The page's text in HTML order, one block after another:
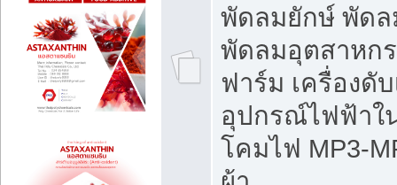
พัดลมยักษ์ พัด
พัดลมอุตสาหก
ฟาร์ม เครื่องดั
อุปกรณ์ไฟฟ้าใ
โคมไฟ MP3-